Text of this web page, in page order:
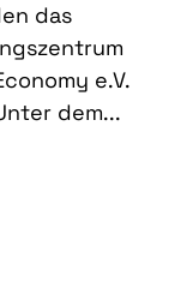
das
e.V.
dem...